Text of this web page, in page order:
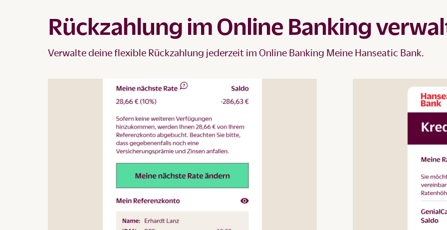
Rückzahlung im Online Banking
Verwalte deine flexible Rückzahlung jederzeit im Online Banking Meine Hanseatic Bank.